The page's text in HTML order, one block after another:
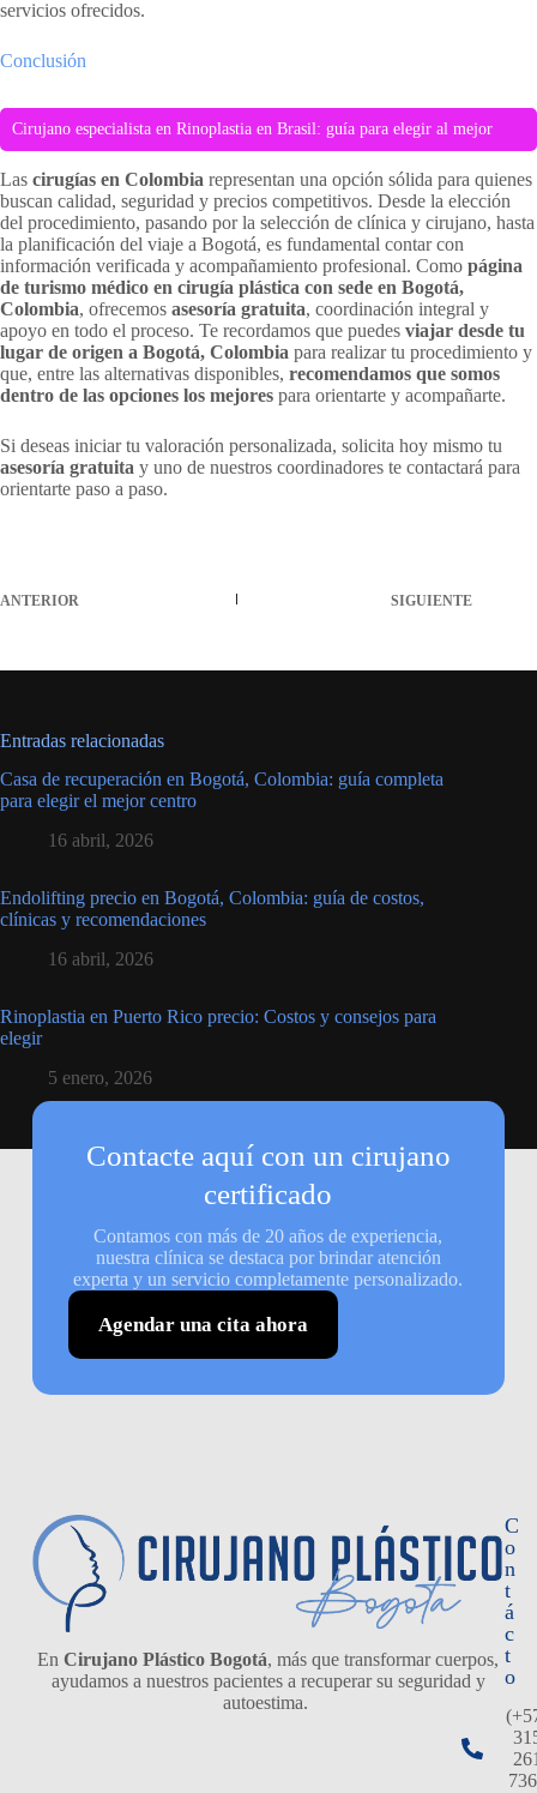
servicios ofrecidos.
Conclusión
Cirujano especialista en Rinoplastia en Brasil: guía para elegir al mejor
Las cirugías en Colombia representan una opción sólida para quienes
buscan calidad, seguridad y precios competitivos. Desde la elección
del procedimiento, pasando por la selección de clínica y cirujano, hasta
la planificación del viaje a Bogotá, es fundamental contar con
información verificada y acompañamiento profesional. Como página
de turismo médico en cirugía plástica con sede en Bogotá,
Colombia, ofrecemos asesoría gratuita, coordinación integral y
apoyo en todo el proceso. Te recordamos que puedes viajar desde tu
lugar de origen a Bogotá, Colombia para realizar tu procedimiento y
que, entre las alternativas disponibles, recomendamos que somos
dentro de las opciones los mejores para orientarte y acompañarte.
Si deseas iniciar tu valoración personalizada, solicita hoy mismo tu
asesoría gratuita y uno de nuestros coordinadores te contactará para
orientarte paso a paso.
ANTERIOR SIGUIENTE
Entradas relacionadas
Casa de recuperación en Bogotá, Colombia: guía completa
para elegir el mejor centro
16 abril, 2026
Endolifting precio en Bogotá, Colombia: guía de costos,
clínicas y recomendaciones
16 abril, 2026
Rinoplastia en Puerto Rico precio: Costos y consejos para
elegir
5 enero, 2026
Contacte aquí con un cirujano
certificado
Contamos con más de 20 años de experiencia,
nuestra clínica se destaca por brindar atención
experta y un servicio completamente personalizado.
Agendar una cita ahora
En Cirujano Plástico Bogotá, más que transformar cuerpos,
ayudamos a nuestros pacientes a recuperar su seguridad y
autoestima.
C
o
n
t
á
c
t
o